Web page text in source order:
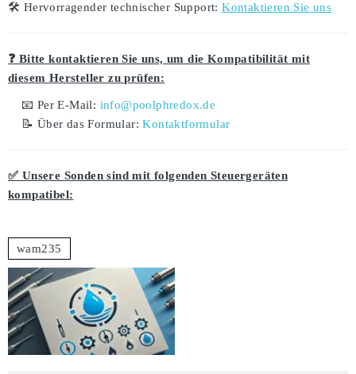
🛠️ Hervorragender technischer Support: Kontaktieren Sie uns
❓ Bitte kontaktieren Sie uns, um die Kompatibilität mit
diesem Hersteller zu prüfen:
📧 Per E-Mail: info@poolphredox.de
📝 Über das Formular:Kontaktformular
✅ Unsere Sonden sind mit folgenden Steuergeräten
kompatibel:
wam235